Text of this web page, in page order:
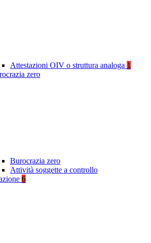
Attestazioni OIV o struttura analoga 1
zero
Burocrazia zero
Attività soggette a controllo
6